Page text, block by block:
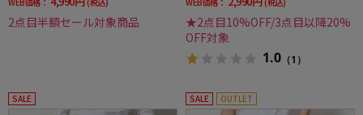
2点目半額セール対象商品
★2点目10%OFF/3点目以降20%
OFF対象
1.0 （1）
SALE SALE OUTLET